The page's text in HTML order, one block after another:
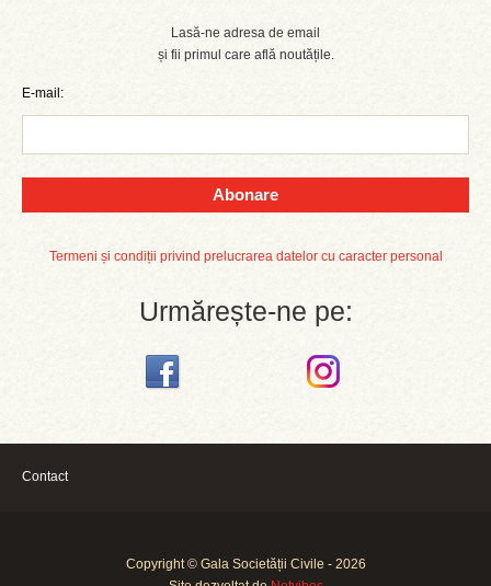
Lasă-ne adresa de email
și fii primul care află noutățile.
E-mail:
Abonare
Termeni și condiții privind prelucrarea datelor cu caracter personal
Urmărește-ne pe:
Contact
Copyright © Gala Societății Civile - 2026